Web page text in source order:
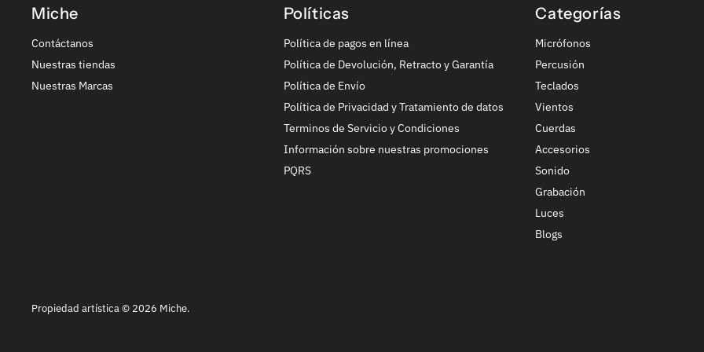
Miche
Contáctanos
Nuestras tiendas
Nuestras Marcas
Políticas
Política de pagos en línea
Política de Devolución, Retracto y Garantía
Política de Envío
Política de Privacidad y Tratamiento de datos
Terminos de Servicio y Condiciones
Información sobre nuestras promociones
PQRS
Categorías
Micrófonos
Percusión
Teclados
Vientos
Cuerdas
Accesorios
Sonido
Grabación
Luces
Blogs
Propiedad artística © 2026 Miche.